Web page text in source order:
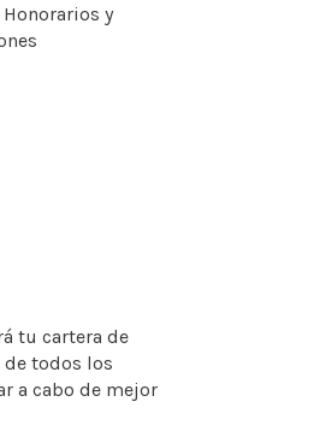
y
tu cartera de
todos los
a cabo de mejor